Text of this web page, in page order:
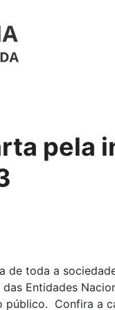
pela
de toda a
das Entidades
público. Confira a